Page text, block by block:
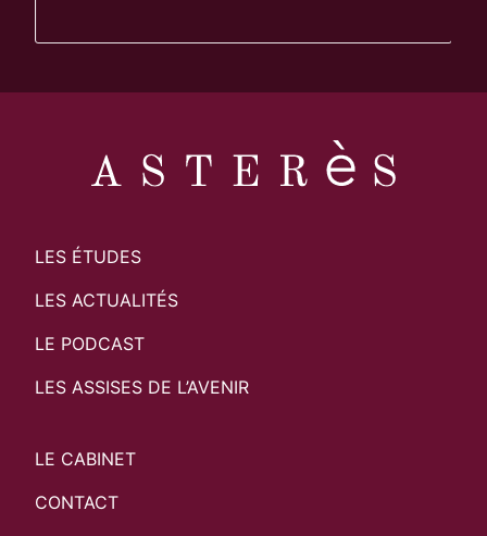
LES ÉTUDES
LES ACTUALITÉS
LE PODCAST
LES ASSISES DE L’AVENIR
LE CABINET
CONTACT